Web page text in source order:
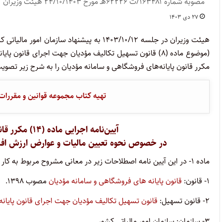
۲۷ دی ۱۴۰۳
مکرر قانون پایانه‌های فروشگاهی و سامانه مؤدیان را به شرح زیر
تهیه کتاب مجموعه قوانین و
آیین‌نامه اجرایی ماده (۱۴) مکرر قانون پایانه‌های فروشگاهی و سامانه مؤدیان
در خصوص نحوه تعیین مالیات و عوارض ارزش
ماده ۱- در این آیین نامه اصطلاحات زیر در معانی مشروح مربوط به کار می‌روند:
۱- قانون:
قانون پایانه های فروشگاهی و سامانه مؤدیان مصوب ۱۳۹۸.
۲- قانون تسهیل:
قانون تسهیل تکالیف مؤدیان جهت اجرای قانون